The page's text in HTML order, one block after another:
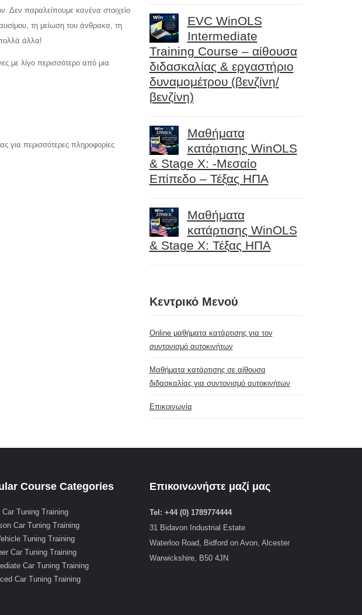
Δεν παραλείπουμε κανένα στοιχείο
τη μείωση του άνθρακα, τη
άλλα!
με λίγο περισσότερο από μια
για περισσότερες πληροφορίες
EVC WinOLS
Intermediate
Training Course – αίθουσα
διδασκαλίας & εργαστήριο
δυναμομέτρου (βενζίνη/
βενζίνη)
Μαθήματα
κατάρτισης WinOLS
& Stage X: -Μεσαίο
Επίπεδο – Τέξας ΗΠΑ
Μαθήματα
κατάρτισης WinOLS
& Stage X: Τέξας ΗΠΑ
Κεντρικό Μενού
Online μαθήματα κατάρτισης για τον
συντονισμό αυτοκινήτων
Μαθήματα κατάρτισης σε αίθουσα
διδασκαλίας για συντονισμό αυτοκινήτων
Επικοινωνία
Course Categories
Car Tuning Training
Car Tuning Training
Tuning Training
Car Tuning Training
Car Tuning Training
Car Tuning Training
Επικοινωνήστε μαζί μας
Tel: +44 (0) 1789774444
31 Bidavon Industrial Estate
Waterloo Road, Bidford on Avon, Alcester
Warwickshire, B50 4JN